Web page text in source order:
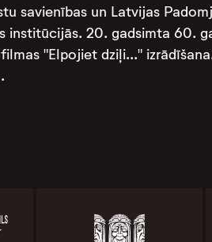
savienības un Latvijas
20. gadsimta 60.
"Elpojiet dziļi..."